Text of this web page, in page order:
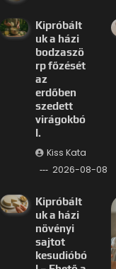
Kipróbált
uk a házi
bodzaszö
rp főzését
az
erdőben
szedett
virágokbó
l.
Kiss Kata
2026-08-08
Kipróbált
uk a házi
növényi
sajtot
kesudióbó